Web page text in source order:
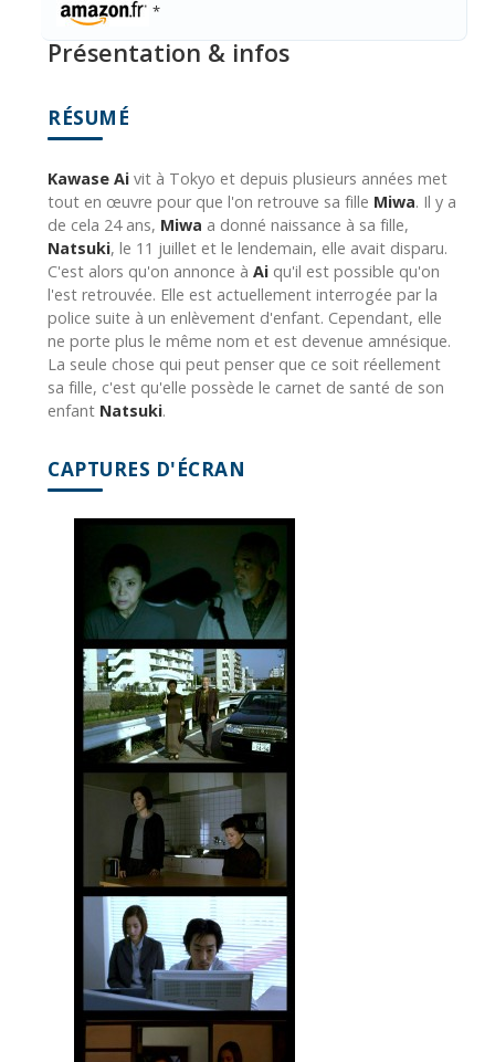
*
Présentation & infos
RÉSUMÉ
Kawase Ai vit à Tokyo et depuis plusieurs années met
tout en œuvre pour que l'on retrouve sa fille Miwa. Il y a
de cela 24 ans, Miwa a donné naissance à sa fille,
Natsuki, le 11 juillet et le lendemain, elle avait disparu.
C'est alors qu'on annonce à Ai qu'il est possible qu'on
l'est retrouvée. Elle est actuellement interrogée par la
police suite à un enlèvement d'enfant. Cependant, elle
ne porte plus le même nom et est devenue amnésique.
La seule chose qui peut penser que ce soit réellement
sa fille, c'est qu'elle possède le carnet de santé de son
enfant Natsuki.
CAPTURES D'ÉCRAN